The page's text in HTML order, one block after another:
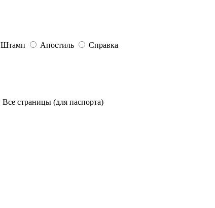
Штамп Апостиль
Справка
Все страницы (для паспорта)